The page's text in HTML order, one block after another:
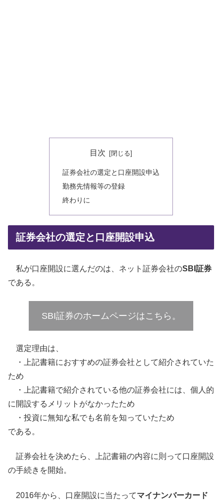
目次
証券会社の選定と口座開設申込
勤務先情報等の登録
終わりに
証券会社の選定と口座開設申込
私が口座開設に選んだのは、ネット証券会社のSBI証券
である。
SBI証券のホームページはこちら。
選定理由は、
・上記書籍におすすめの証券会社として紹介されていた
ため
・上記書籍で紹介されている他の証券会社には、個人的
に開設するメリットがなかったため
・投資に無知な私でも名前を知っていたため
である。
証券会社を決めたら、上記書籍の内容に則って口座開設
の手続きを開始。
2016年から、口座開設に当たってマイナンバーカード